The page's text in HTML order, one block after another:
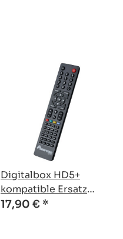
Digitalbox HD5+
kompatible Ersatz
Fernbedienung
17,90 € *